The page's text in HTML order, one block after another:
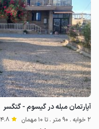
آپارتمان مبله در گیسوم - گتگسر
2 خوابه . 90 متر . تا 10 مهمان 4.8